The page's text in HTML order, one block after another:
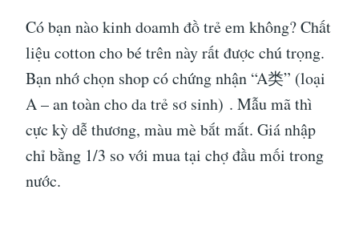
Có bạn nào kinh doamh đồ trẻ em không? Chất
liệu cotton cho bé trên này rất được chú trọng.
Bạn nhớ chọn shop có chứng nhận “A类” (loại
A – an toàn cho da trẻ sơ sinh) . Mẫu mã thì
cực kỳ dễ thương, màu mè bắt mắt. Giá nhập
chỉ bằng 1/3 so với mua tại chợ đầu mối trong
nước.